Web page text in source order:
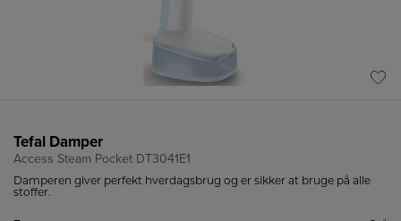
Tefal Damper
Access Steam Pocket DT3041E1
Damperen giver perfekt hverdagsbrug og er sikker at bruge på alle
stoffer.